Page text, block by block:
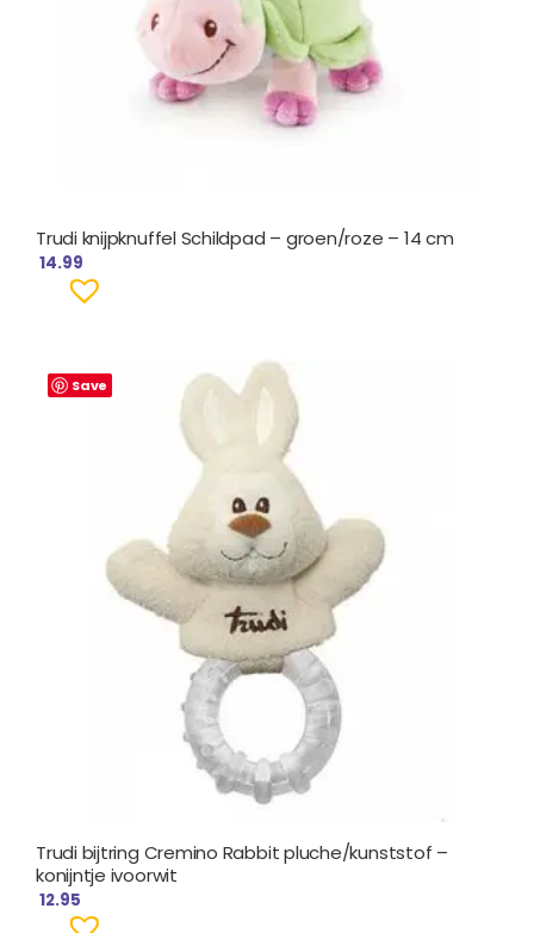
Trudi knijpknuffel Schildpad – groen/roze – 14 cm
14.99
Save
Trudi bijtring Cremino Rabbit pluche/kunststof –
konijntje ivoorwit
12.95